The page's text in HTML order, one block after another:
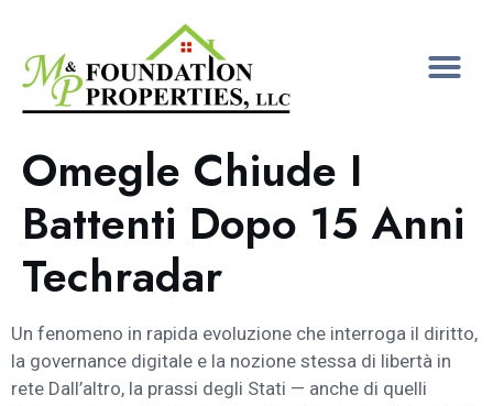
Omegle Chiude I
Battenti Dopo 15 Anni
Techradar
Un fenomeno in rapida evoluzione che interroga il diritto,
la governance digitale e la nozione stessa di libertà in
rete Dall’altro, la prassi degli Stati — anche di quelli